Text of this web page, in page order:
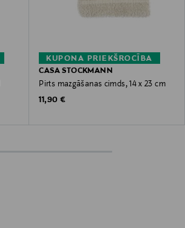
KUPONA PRIEKŠROCĪBA
CASA STOCKMANN
Pirts mazgāšanas cimds, 14 x 23 cm
Original Price
11,90 €